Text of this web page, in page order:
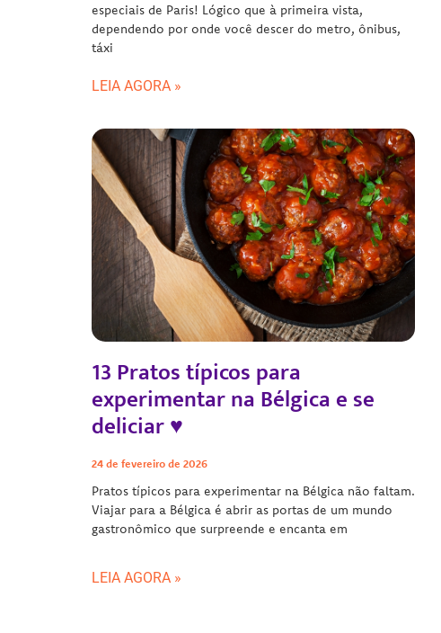
especiais de Paris! Lógico que à primeira vista,
dependendo por onde você descer do metro, ônibus,
táxi
LEIA AGORA »
13 Pratos típicos para
experimentar na Bélgica e se
deliciar ♥
24 de fevereiro de 2026
Pratos típicos para experimentar na Bélgica não faltam.
Viajar para a Bélgica é abrir as portas de um mundo
gastronômico que surpreende e encanta em
LEIA AGORA »